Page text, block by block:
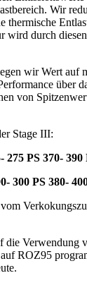
Wir
thermische
wird durch
wir Wert auf
über
von
Stage III:
PS 370- 390
PS 380-
die Verwendung
ROZ95